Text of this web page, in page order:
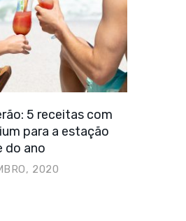
5 receitas com
para a estação
do ano
2020